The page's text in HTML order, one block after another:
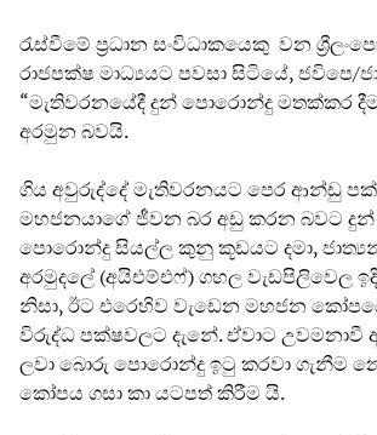
රැස්වීමේ ප්‍රධාන සංවිධාකයෙකු වන
රාජපක්ෂ මාධ්‍යයට පවසා සිටියේ, ජවිපෙ/
“මැතිවරනයේදී දුන් පොරොන්දු මතක්කර
අරමුන බවයි.
ගිය අවුරුද්දේ මැතිවරනයට පෙර ආන්ඩු
මහජනයාගේ ජීවන බර අඩු කරන බවට
පොරොන්දු සියල්ල කුනු කූඩයට දමා,
අරමුදලේ (අයිඑම්එෆ්) ගහල වැඩපිලිවෙල
නිසා, ඊට එරෙහිව වැඩෙන මහජන
විරුද්ධ පක්ෂවලට දැනේ. ඒවාට
ලවා බොරු පොරොන්දු ඉටු කරවා ගැනීම
කෝපය ගසා කා යටපත් කිරීම යි.